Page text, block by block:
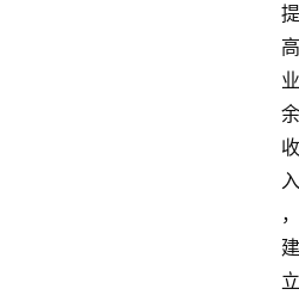
提
高
业
余
收
入
，
建
立